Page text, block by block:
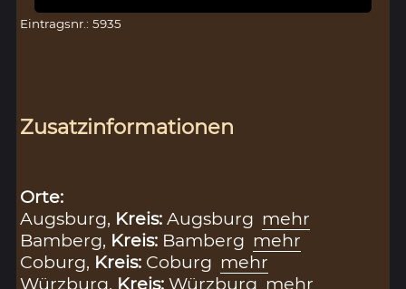
Eintragsnr.: 5935
Zusatzinformationen
Orte:
Augsburg, Kreis:Augsburg mehr
Bamberg, Kreis: Bamberg mehr
Coburg, Kreis: Coburg mehr
Würzburg, Kreis:Würzburg mehr